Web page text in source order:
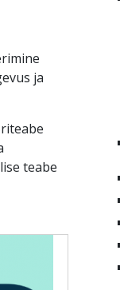
ja
teabe